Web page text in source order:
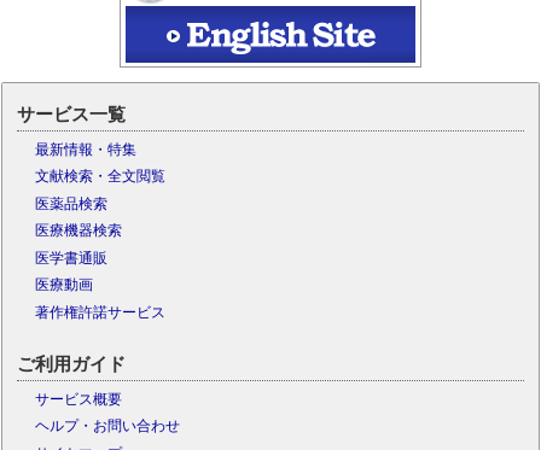
サービス一覧
最新情報・特集
文献検索・全文閲覧
医薬品検索
医療機器検索
医学書通販
医療動画
著作権許諾サービス
ご利用ガイド
サービス概要
ヘルプ・お問い合わせ